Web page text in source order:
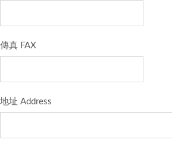
傳真 FAX
地址 Address